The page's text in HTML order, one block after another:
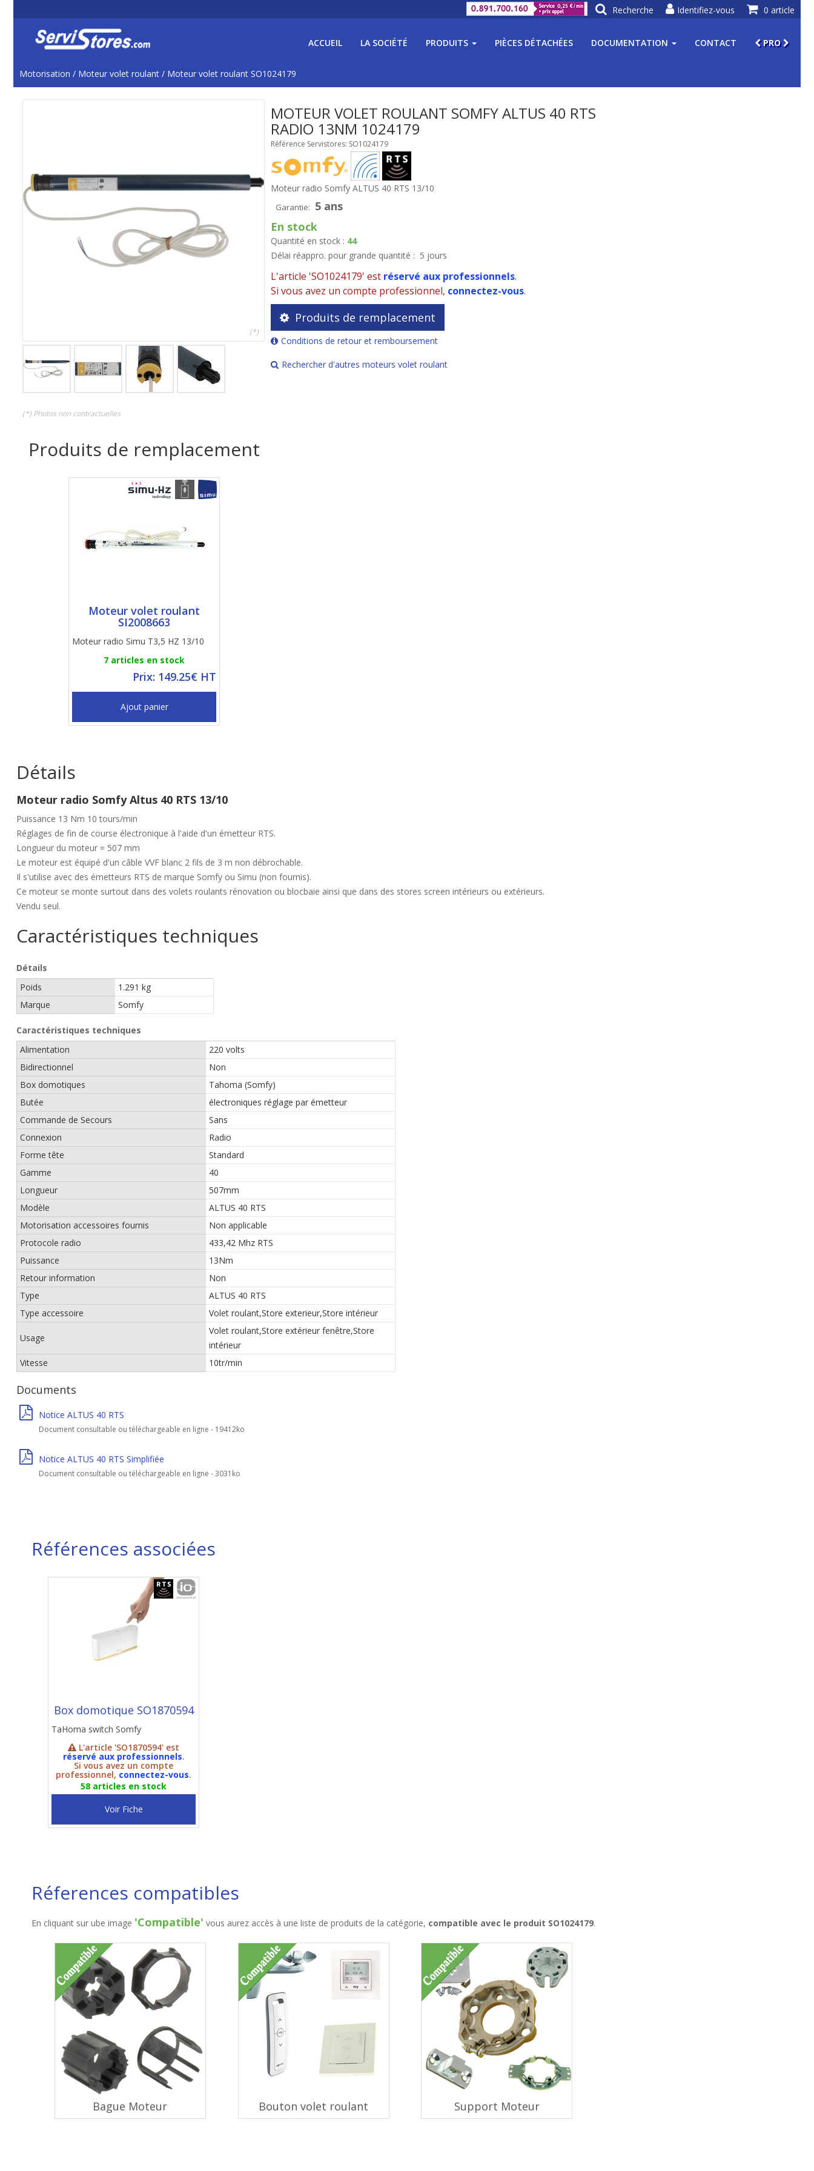
ACCUEIL LA SOCIÉTÉ PRODUITS PIÈCES DÉTACHÉES DOCUMENTATION CONTACT PRO
Motorisation / Moteur volet roulant / Moteur volet roulant SO1024179
(*)
(*) Photos non contractuelles
MOTEUR VOLET ROULANT SOMFY ALTUS 40 RTS
RADIO 13NM 1024179
Référence Servistores: SO1024179
Moteur radio Somfy ALTUS 40 RTS 13/10
Garantie: 5 ans
En stock
Quantité en stock : 44
Délai réappro. pour grande quantité : 5 jours
L'article 'SO1024179' est réservé aux professionnels.
Si vous avez un compte professionnel, connectez-vous.
Produits de remplacement
Conditions de retour et remboursement
Rechercher d'autres moteurs volet roulant
Produits de remplacement
Moteur volet roulant
SI2008663
Moteur radio Simu T3,5 HZ 13/10
7 articles en stock
Prix: 149.25€ HT
Ajout panier
Détails
Moteur radio Somfy Altus 40 RTS 13/10
Puissance 13 Nm 10 tours/min
Réglages de fin de course électronique à l'aide d'un émetteur RTS.
Longueur du moteur = 507 mm
Le moteur est équipé d'un câble VVF blanc 2 fils de 3 m non débrochable.
Il s'utilise avec des émetteurs RTS de marque Somfy ou Simu (non fournis).
Ce moteur se monte surtout dans des volets roulants rénovation ou blocbaie ainsi que dans des stores screen intérieurs ou extérieurs.
Vendu seul.
Caractéristiques techniques
Détails
Poids
1.291 kg
Marque
Somfy
Caractéristiques techniques
Alimentation
220 volts
Bidirectionnel
Non
Box domotiques
Tahoma (Somfy)
Butée
électroniques réglage par émetteur
Commande de Secours
Sans
Connexion
Radio
Forme tête
Standard
Gamme
40
Longueur
507mm
Modèle
ALTUS 40 RTS
Motorisation accessoires fournis
Non applicable
Protocole radio
433,42 Mhz RTS
Puissance
13Nm
Retour information
Non
Type
ALTUS 40 RTS
Type accessoire
Volet roulant,Store exterieur,Store intérieur
Usage
Volet roulant,Store extérieur fenêtre,Store
intérieur
Vitesse
10tr/min
Documents
Notice ALTUS 40 RTS
Document consultable ou téléchargeable en ligne - 19412ko
Notice ALTUS 40 RTS Simplifiée
Document consultable ou téléchargeable en ligne - 3031ko
Références associées
Box domotique SO1870594
TaHoma switch Somfy
L'article 'SO1870594' est
réservé aux professionnels.
Si vous avez un compte
professionnel, connectez-vous.
58 articles en stock
Voir Fiche
Réferences compatibles
En cliquant sur ube image 'Compatible' vous aurez accès à une liste de produits de la catégorie, compatible avec le produit SO1024179.
Bague Moteur Bouton volet roulant Support Moteur
0 article
Identifiez-vous
Recherche